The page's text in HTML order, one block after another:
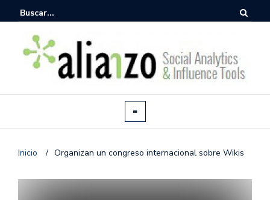
Inicio / Organizan un congreso internacional sobre Wikis